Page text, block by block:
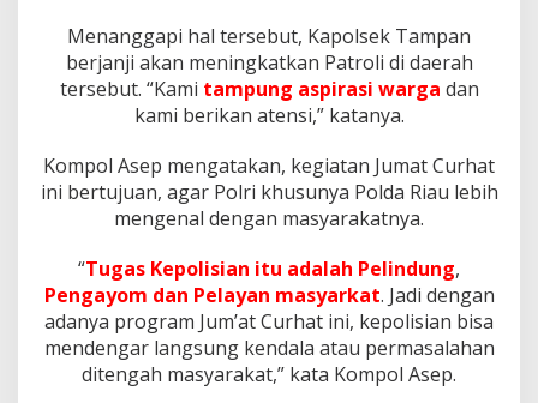
Menanggapi hal tersebut, Kapolsek Tampan
berjanji akan meningkatkan Patroli di daerah
tersebut. “Kami tampung aspirasi warga dan
kami berikan atensi,” katanya.
Kompol Asep mengatakan, kegiatan Jumat Curhat
ini bertujuan, agar Polri khusunya Polda Riau lebih
mengenal dengan masyarakatnya.
“Tugas Kepolisian itu adalah Pelindung,
Pengayom dan Pelayan masyarkat. Jadi dengan
adanya program Jum’at Curhat ini, kepolisian bisa
mendengar langsung kendala atau permasalahan
ditengah masyarakat,” kata Kompol Asep.